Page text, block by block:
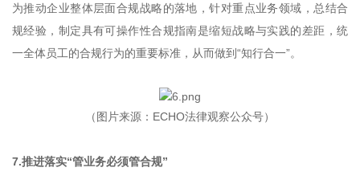
为推动企业整体层面合规战略的落地，针对重点业务领域，总结合
规经验，制定具有可操作性合规指南是缩短战略与实践的差距，统
一全体员工的合规行为的重要标准，从而做到“知行合一”。
（图片来源：ECHO法律观察公众号）
7.推进落实“管业务必须管合规”